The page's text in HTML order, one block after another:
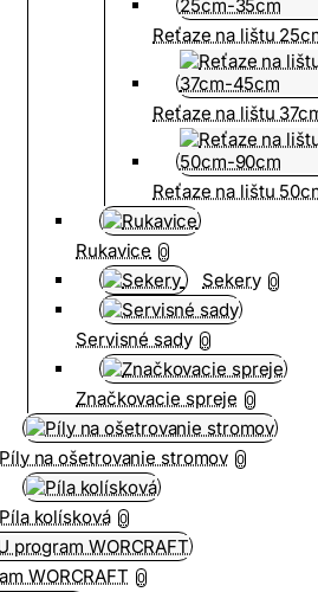
Reťaze na lištu
Reťaze na lištu
Reťaze na lištu
Rukavice 0
Sekery 0
Servisné sady 0
Značkovacie spreje 0
Píly na ošetrovanie stromov 0
Píla kolísková 0
WORCRAFT 0